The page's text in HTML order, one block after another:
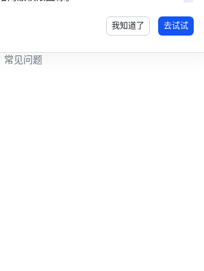
我知道了 去试试
常见问题​